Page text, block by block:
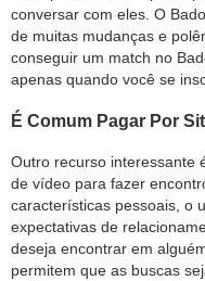
conversar com eles. O
de muitas mudanças e
conseguir um match no
apenas quando você se
É Comum Pagar Por
Outro recurso interessante
de vídeo para fazer
características pessoais, o
expectativas de
deseja encontrar em
permitem que as buscas